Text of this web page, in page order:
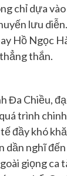
chỉ dựa
lưu
Hồ Ngọc
thắn.
Đa Chiều,
trình
đầy khó
dần nghĩ
giọng ca